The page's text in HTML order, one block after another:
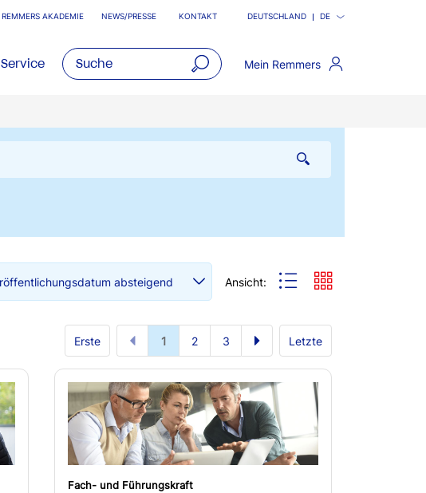
REMMERS AKADEMIE NEWS/PRESSE KONTAKT DEUTSCHLAND DE
Service Mein Remmers
Ansicht:
Erste 1 2 3 Letzte
Fach- und Führungskraft